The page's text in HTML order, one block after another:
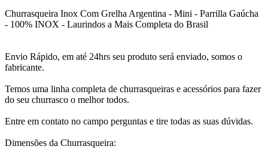
Churrasqueira Inox Com Grelha Argentina - Mini - Parrilla Gaúcha
- 100% INOX - Laurindos a Mais Completa do Brasil
Envio Rápido, em até 24hrs seu produto será enviado, somos o
fabricante.
Temos uma linha completa de churrasqueiras e acessórios para fazer
do seu churrasco o melhor todos.
Entre em contato no campo perguntas e tire todas as suas dúvidas.
Dimensões da Churrasqueira: